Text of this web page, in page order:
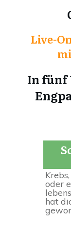
Live-
In fünf
oder
hat